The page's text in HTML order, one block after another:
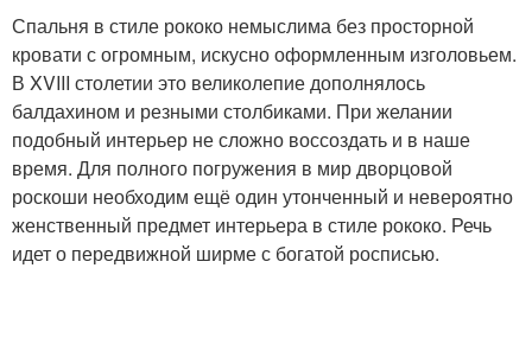
Спальня в стиле рококо немыслима без просторной
кровати с огромным, искусно оформленным изголовьем.
В XVIII столетии это великолепие дополнялось
балдахином и резными столбиками. При желании
подобный интерьер не сложно воссоздать и в наше
время. Для полного погружения в мир дворцовой
роскоши необходим ещё один утонченный и невероятно
женственный предмет интерьера в стиле рококо. Речь
идет о передвижной ширме с богатой росписью.